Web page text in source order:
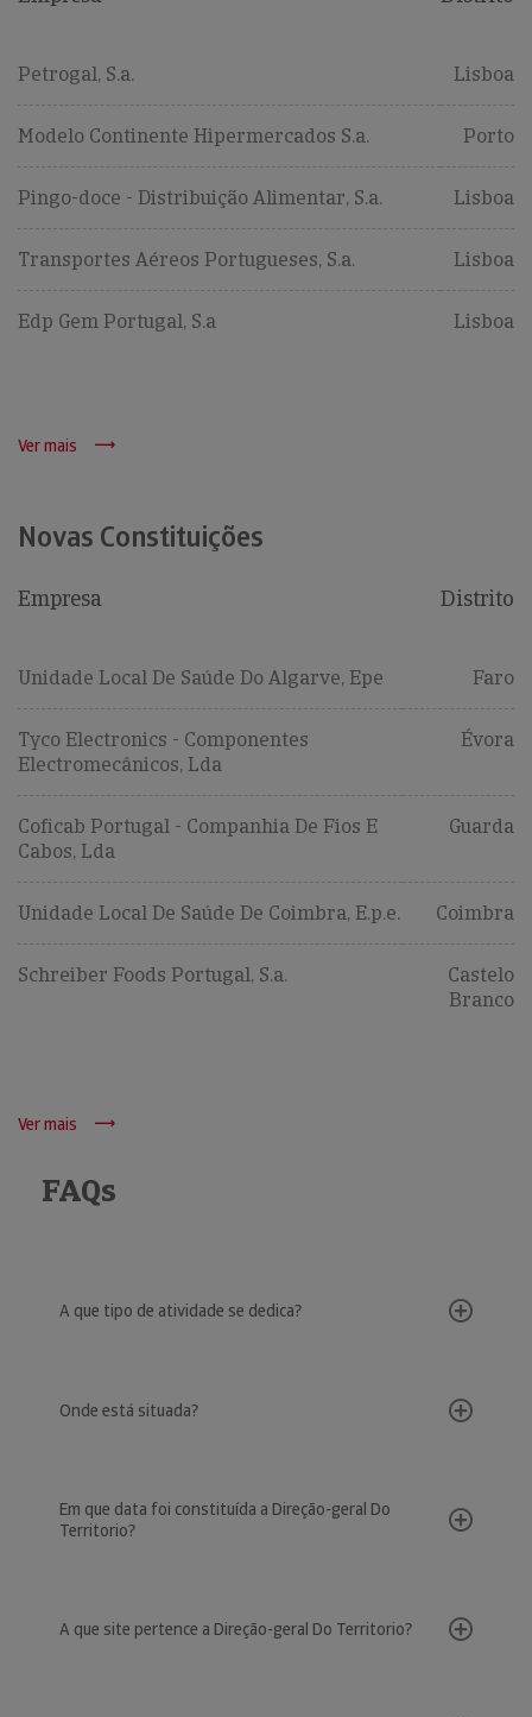
Petrogal, S.a. Lisboa
Modelo Continente Hipermercados S.a. Porto
Pingo-doce - Distribuição Alimentar, S.a. Lisboa
Transportes Aéreos Portugueses, S.a. Lisboa
Edp Gem Portugal, S.a Lisboa
Ver mais
Novas Constituições
Empresa Distrito
Unidade Local De Saúde Do Algarve, Epe Faro
Tyco Electronics - Componentes
Electromecânicos, Lda
Évora
Coficab Portugal - Companhia De Fios E
Cabos, Lda
Guarda
Unidade Local De Saúde De Coimbra, E.p.e. Coimbra
Schreiber Foods Portugal, S.a.
Castelo
Branco
Ver mais
FAQs
A que tipo de atividade se dedica?
Onde está situada?
Em que data foi constituída a Direção-geral Do
Territorio?
A que site pertence a Direção-geral Do Territorio?